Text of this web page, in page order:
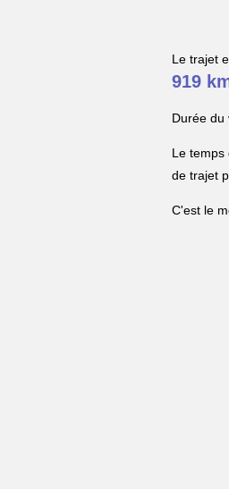
Le trajet
919
Durée du
Le temps
de trajet
C'est le